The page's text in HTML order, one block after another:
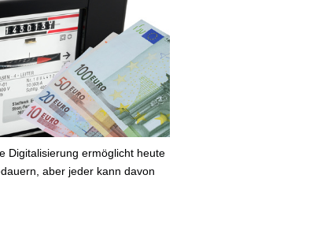
Digitalisierung ermöglicht heute
aber jeder kann davon